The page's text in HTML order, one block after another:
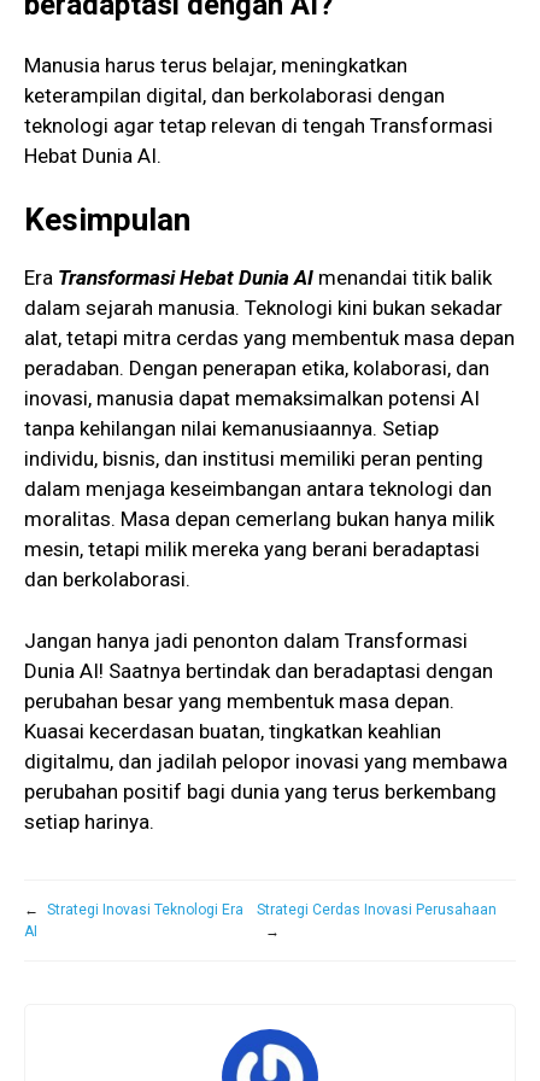
Manusia harus terus belajar, meningkatkan
keterampilan digital, dan berkolaborasi dengan
teknologi agar tetap relevan di tengah Transformasi
Hebat Dunia AI.
Kesimpulan
Era Transformasi Hebat Dunia AI menandai titik balik
dalam sejarah manusia. Teknologi kini bukan sekadar
alat, tetapi mitra cerdas yang membentuk masa depan
peradaban. Dengan penerapan etika, kolaborasi, dan
inovasi, manusia dapat memaksimalkan potensi AI
tanpa kehilangan nilai kemanusiaannya. Setiap
individu, bisnis, dan institusi memiliki peran penting
dalam menjaga keseimbangan antara teknologi dan
moralitas. Masa depan cemerlang bukan hanya milik
mesin, tetapi milik mereka yang berani beradaptasi
dan berkolaborasi.
Jangan hanya jadi penonton dalam Transformasi
Dunia AI! Saatnya bertindak dan beradaptasi dengan
perubahan besar yang membentuk masa depan.
Kuasai kecerdasan buatan, tingkatkan keahlian
digitalmu, dan jadilah pelopor inovasi yang membawa
perubahan positif bagi dunia yang terus berkembang
setiap harinya.
←
Strategi Inovasi Teknologi Era
AI
Strategi Cerdas Inovasi Perusahaan
→